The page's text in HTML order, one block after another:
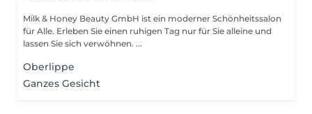
Milk & Honey Beauty GmbH ist ein moderner Schönheitssalon
für Alle. Erleben Sie einen ruhigen Tag nur für Sie alleine und
lassen Sie sich verwöhnen. ...
Oberlippe
Ganzes Gesicht